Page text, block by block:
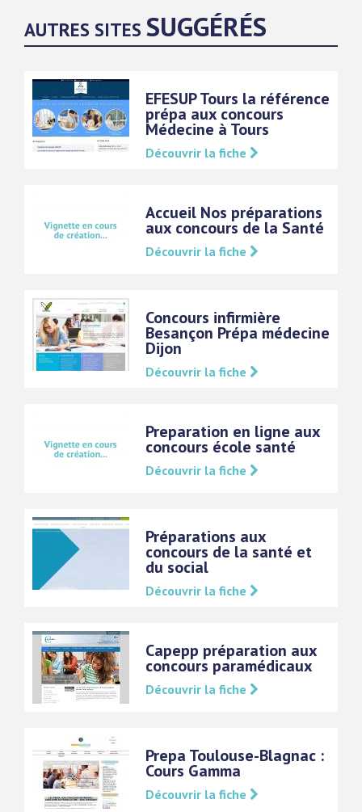
AUTRES SITES SUGGÉRÉS
EFESUP Tours la référence
prépa aux concours
Médecine à Tours
Découvrir la fiche
Accueil Nos préparations
aux concours de la Santé
Découvrir la fiche
Concours infirmière
Besançon Prépa médecine
Dijon
Découvrir la fiche
Preparation en ligne aux
concours école santé
Découvrir la fiche
Préparations aux
concours de la santé et
du social
Découvrir la fiche
Capepp préparation aux
concours paramédicaux
Découvrir la fiche
Prepa Toulouse-Blagnac :
Cours Gamma
Découvrir la fiche